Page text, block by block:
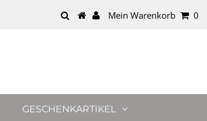
Mein Warenkorb 0
GESCHENKARTIKEL